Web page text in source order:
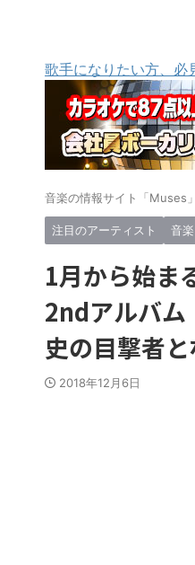
歌手になりたい方、
音楽の情報サイト「Muses
注目のアーティスト 音
1月から始ま
2ndアルバム
史の目撃者
2018年12月6日